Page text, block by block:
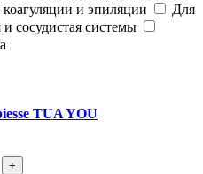
коагуляции и эпиляции
Для
сосудистая системы
TUA YOU
+